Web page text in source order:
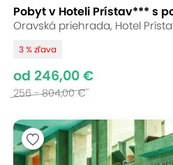
Pobyt v Hoteli Prístav*** s
Oravská priehrada, Hotel
3 % zľava
od 246,00 €
256 - 804,00 €